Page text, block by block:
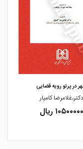
و خرید
در پرتو رویه قضایی
دکتر،غلامرضا کامیار
۱۰۵۰۰۰۰۰ ریال